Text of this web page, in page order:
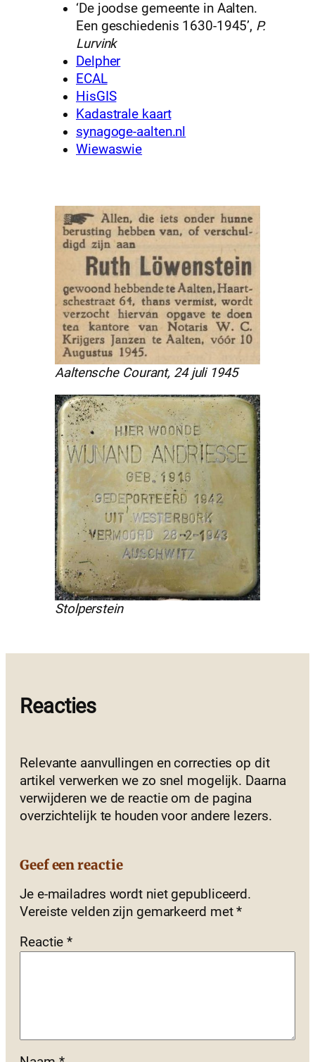
‘De joodse gemeente in Aalten.
Een geschiedenis 1630-1945’, P.
Lurvink
Delpher
ECAL
HisGIS
Kadastrale kaart
synagoge-aalten.nl
Wiewaswie
Aaltensche Courant, 24 juli 1945
Stolperstein
Reacties
Relevante aanvullingen en correcties op dit
artikel verwerken we zo snel mogelijk. Daarna
verwijderen we de reactie om de pagina
overzichtelijk te houden voor andere lezers.
Geef een reactie
Je e-mailadres wordt niet gepubliceerd.
Vereiste velden zijn gemarkeerd met*
Reactie*